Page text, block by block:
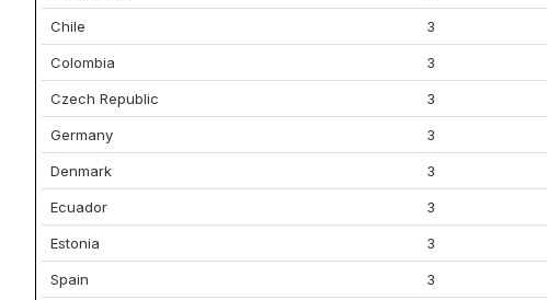
Chile 3
Colombia 3
Czech Republic 3
Germany 3
Denmark 3
Ecuador 3
Estonia 3
Spain 3